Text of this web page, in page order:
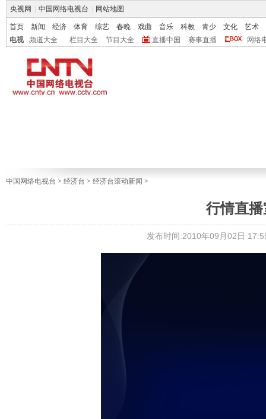
央视网 中国网络电视台 网站地图
首页 新闻 经济 体育 综艺 春晚 戏曲 音乐 科教 青少 文化
艺术
电视
频道大全 栏目大全 节目大全 直播中国 赛事直播 网络
中国网络电视台 > 经济台 > 经济台滚动新闻 >
行情直播
发布时间:2010年09月02日